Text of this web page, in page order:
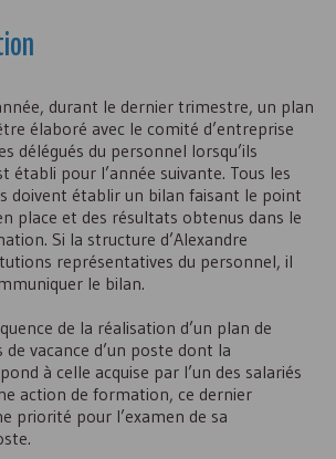
durant le dernier trimestre, un plan
élaboré avec le comité d’entreprise
délégués du personnel lorsqu’ils
établi pour l’année suivante. Tous les
doivent établir un bilan faisant le point
place et des résultats obtenus dans le
Si la structure d’Alexandre
représentatives du personnel, il
le bilan.
de la réalisation d’un plan de
vacance d’un poste dont la
à celle acquise par l’un des salariés
action de formation, ce dernier
priorité pour l’examen de sa